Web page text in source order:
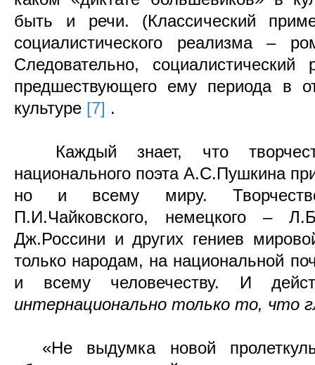
быть и речи. (Классический
социалистического реализма –
Следовательно,
предшествующего ему периода в
культуре [7] .
Каждый знает, что
национального поэта А.С.Пушкина
но и всему миру. Творчество
П.И.Чайковского, немецкого –
Дж.Россини и других гениев
только народам, на национальной
и всему человечеству. И
интернационально только то, что
«Не выдумка новой